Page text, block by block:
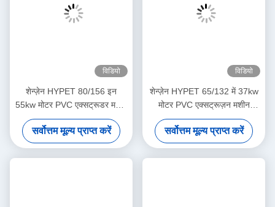
विडियो
शेन्ज़ेन HYPET 80/156 इन
55kw मोटर PVC एक्सट्रूडर मशीन
ट्विन कोनिकल स्क्रू एक्सट्रूडर
सर्वोत्तम मूल्य प्राप्त करें
विडियो
शेन्ज़ेन HYPET 65/132 में 37kw
मोटर PVC एक्सट्रूज़न मशीन
कोनिकल ट्विन स्क्रू एक्सट्रूडर
सर्वोत्तम मूल्य प्राप्त करें